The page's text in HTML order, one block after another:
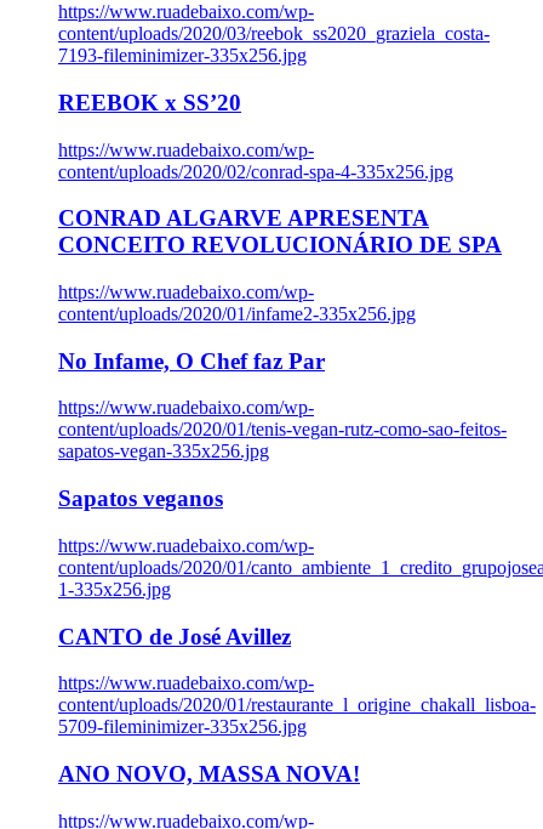
https://www.ruadebaixo.com/wp-
content/uploads/2020/03/reebok_ss2020_graziela_costa-
7193-fileminimizer-335x256.jpg
REEBOK x SS’20
https://www.ruadebaixo.com/wp-
content/uploads/2020/02/conrad-spa-4-335x256.jpg
CONRAD ALGARVE APRESENTA
CONCEITO REVOLUCIONÁRIO DE SPA
https://www.ruadebaixo.com/wp-
content/uploads/2020/01/infame2-335x256.jpg
No Infame, O Chef faz Par
https://www.ruadebaixo.com/wp-
content/uploads/2020/01/tenis-vegan-rutz-como-sao-feitos-
sapatos-vegan-335x256.jpg
Sapatos veganos
https://www.ruadebaixo.com/wp-
content/uploads/2020/01/
1-335x256.jpg
CANTO de José Avillez
https://www.ruadebaixo.com/wp-
content/uploads/2020/01/restaurante_l_origine_chakall_lisboa-
5709-fileminimizer-335x256.jpg
ANO NOVO, MASSA NOVA!
https://www.ruadebaixo.com/wp-